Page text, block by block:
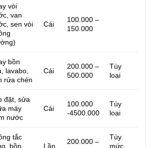
vòi
van
sen vòi
Cái
100.000 –
150.000
bồn
lavabo,
rửa chén
Cái
200.000 –
500.000
Tùy
loại
đặt, sửa
máy
nước
Cái
100.000
-4500.000
Tùy
loại
tắc
bồn
Lần
200.000 –
Tùy
mức